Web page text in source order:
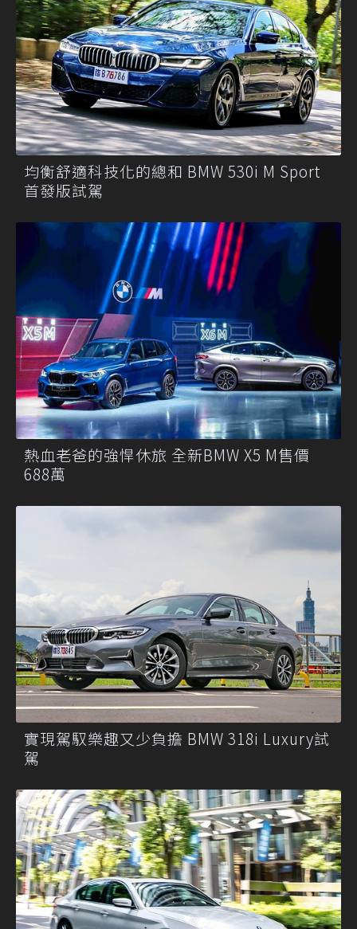
均衡舒適科技化的總和 BMW 530i M Sport
首發版試駕
熱血老爸的強悍休旅 全新BMW X5 M售價
688萬
實現駕馭樂趣又少負擔 BMW 318i Luxury試
駕